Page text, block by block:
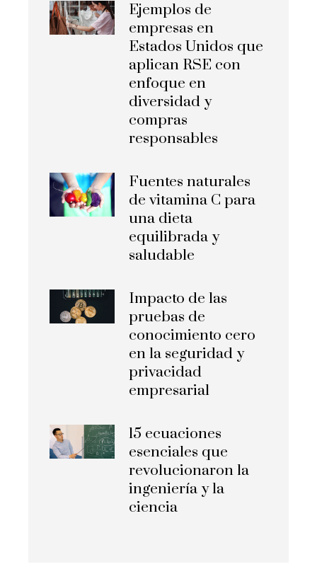
Ejemplos de
empresas en
Estados Unidos que
aplican RSE con
enfoque en
diversidad y
compras
responsables
Fuentes naturales
de vitamina C para
una dieta
equilibrada y
saludable
Impacto de las
pruebas de
conocimiento cero
en la seguridad y
privacidad
empresarial
15 ecuaciones
esenciales que
revolucionaron la
ingeniería y la
ciencia